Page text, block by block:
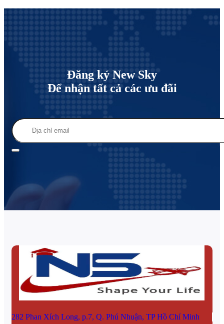
Đăng ký New Sky
Để nhận tất cả các ưu đãi
282 Phan Xích Long, p.7, Q. Phú Nhuận, TP Hồ Chí Minh